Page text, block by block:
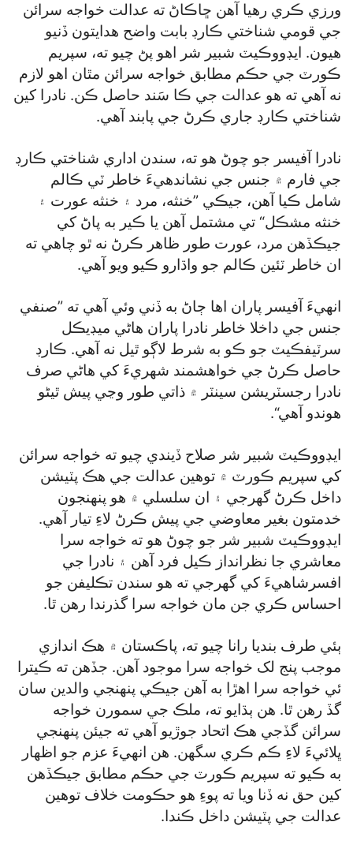
ورزي ڪري رهيا آهن ڇاڪاڻ ته عدالت خواجه سرائن
جي قومي شناختي ڪارڊ بابت واضح هدايتون ڏنيو
هيون. ايڊووڪيٽ شبير شر اهو پڻ چيو ته، سپريم
ڪورٽ جي حڪم مطابق خواجه سرائن مٿان اهو لازم
نه آهي ته هو عدالت جي ڪا سَند حاصل ڪن. نادرا کين
شناختي ڪارڊ جاري ڪرڻ جي پابند آهي.
نادرا آفيسر جو چوڻ هو ته، سندن اداري شناختي ڪارڊ
جي فارم ۾ جنس جي نشاندهيءَ خاطر ٽي ڪالم
شامل ڪيا آهن، جيڪي ”خنثه، مرد ۽ خنثه عورت ۽
خنثه مشڪل“ تي مشتمل آهن يا ڪير به پاڻ کي
جيڪڏهن مرد، عورت طور ظاهر ڪرڻ نه ٿو چاهي ته
ان خاطر ٽئين ڪالم جو واڌارو ڪيو ويو آهي.
انهيءَ آفيسر پاران اها ڄاڻ به ڏني وئي آهي ته ”صنفي
جنس جي داخلا خاطر نادرا پاران هاڻي ميڊيڪل
سرٽيفڪيٽ جو ڪو به شرط لاڳو ٿيل نه آهي. ڪارڊ
حاصل ڪرڻ جي خواهشمند شهريءَ کي هاڻي صرف
نادرا رجسٽريشن سينٽر ۾ ذاتي طور وڃي پيش ٿيڻو
هوندو آهي“.
ايڊووڪيٽ شبير شر صلاح ڏيندي چيو ته خواجه سرائن
کي سپريم ڪورٽ ۾ توهين عدالت جي هڪ پٽيشن
داخل ڪرڻ گھرجي ۽ ان سلسلي ۾ هو پنهنجون
خدمتون بغير معاوضي جي پيش ڪرڻ لاءِ تيار آهي.
ايڊووڪيٽ شبير شر جو چوڻ هو ته خواجه سرا
معاشري جا نظرانداز ڪيل فرد آهن ۽ نادرا جي
افسرشاهيءَ کي گھرجي ته هو سندن تڪليفن جو
احساس ڪري جن مان خواجه سرا گذرندا رهن ٿا.
ٻئي طرف بنديا رانا چيو ته، پاڪستان ۾ هڪ اندازي
موجب پنج لک خواجه سرا موجود آهن. جڏهن ته ڪيترا
ئي خواجه سرا اهڙا به آهن جيڪي پنهنجي والدين سان
گڏ رهن ٿا. هن ٻڌايو ته، ملڪ جي سمورن خواجه
سرائن گڏجي هڪ اتحاد جوڙيو آهي ته جيئن پنهنجي
ڀلائيءَ لاءِ ڪم ڪري سگھن. هن انهيءَ عزم جو اظهار
به ڪيو ته سپريم ڪورٽ جي حڪم مطابق جيڪڏهن
کين حق نه ڏنا ويا ته پوءِ هو حڪومت خلاف توهين
عدالت جي پٽيشن داخل ڪندا.